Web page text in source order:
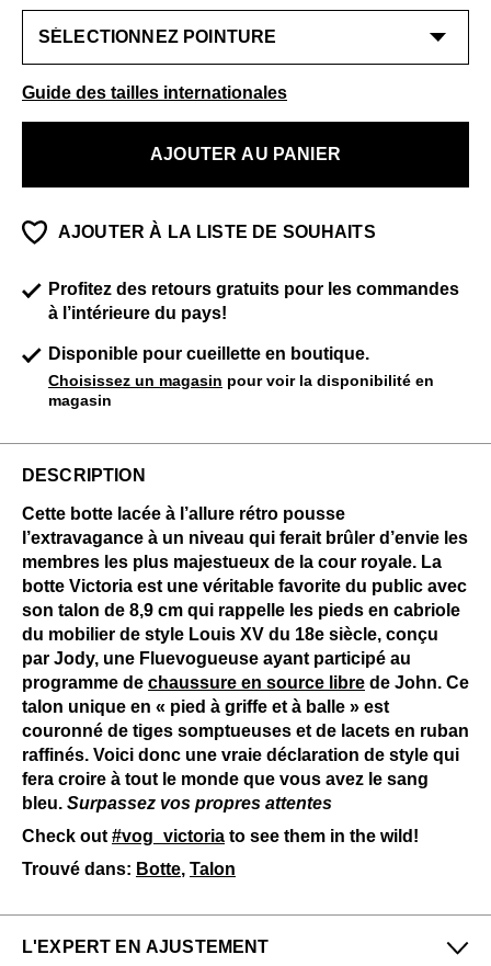
Guide des tailles internationales
AJOUTER AU PANIER
AJOUTER À LA LISTE DE SOUHAITS
Profitez des retours gratuits pour les commandes
à l’intérieure du pays!
Disponible pour cueillette en boutique.
Choisissez un magasin pour voir la disponibilité en
magasin
DESCRIPTION
Cette botte lacée à l’allure rétro pousse
l’extravagance à un niveau qui ferait brûler d’envie les
membres les plus majestueux de la cour royale. La
botte Victoria est une véritable favorite du public avec
son talon de 8,9 cm qui rappelle les pieds en cabriole
du mobilier de style Louis XV du 18e siècle, conçu
par Jody, une Fluevogueuse ayant participé au
programme de chaussure en source libre de John. Ce
talon unique en « pied à griffe et à balle » est
couronné de tiges somptueuses et de lacets en ruban
raffinés. Voici donc une vraie déclaration de style qui
fera croire à tout le monde que vous avez le sang
bleu. Surpassez vos propres attentes
Check out #vog_victoria to see them in the wild!
Trouvé dans: Botte, Talon
L'EXPERT EN AJUSTEMENT